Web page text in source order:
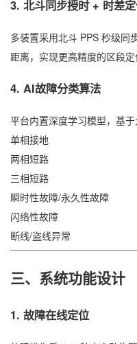
3. 北斗同步授时 + 时差
多装置采用北斗 PPS 秒级同
距离，实现更高精度的区段定
4. AI故障分类算法
平台内置深度学习模型，基
单相接地
两相短路
三相短路
瞬时性故障/永久性故障
闪络性故障
断线/盗线异常
三、系统功能设计
1. 故障在线定位